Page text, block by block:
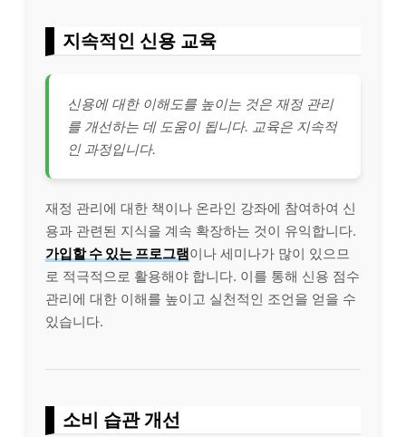
지속적인 신용 교육
신용에 대한 이해도를 높이는 것은 재정 관리
를 개선하는 데 도움이 됩니다. 교육은 지속적
인 과정입니다.
재정 관리에 대한 책이나 온라인 강좌에 참여하여 신
용과 관련된 지식을 계속 확장하는 것이 유익합니다.
가입할 수 있는 프로그램이나 세미나가 많이 있으므
로 적극적으로 활용해야 합니다. 이를 통해 신용 점수
관리에 대한 이해를 높이고 실천적인 조언을 얻을 수
있습니다.
소비 습관 개선